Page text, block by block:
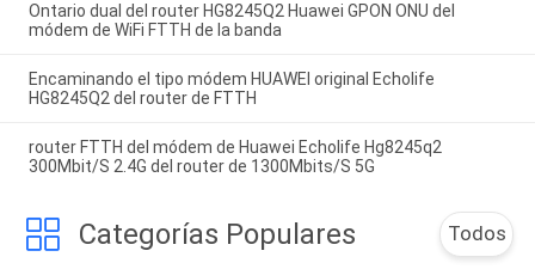
Ontario dual del router HG8245Q2 Huawei GPON ONU del
módem de WiFi FTTH de la banda
Encaminando el tipo módem HUAWEI original Echolife
HG8245Q2 del router de FTTH
router FTTH del módem de Huawei Echolife Hg8245q2
300Mbit/S 2.4G del router de 1300Mbits/S 5G
Categorías Populares Todos